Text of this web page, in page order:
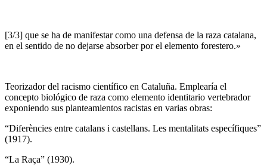
[3/3] que se ha de manifestar como una defensa de la raza catalana,
en el sentido de no dejarse absorber por el elemento forestero.»
Teorizador del racismo científico en Cataluña. Emplearía el
concepto biológico de raza como elemento identitario vertebrador
exponiendo sus planteamientos racistas en varias obras:
“Diferències entre catalans i castellans. Les mentalitats específiques”
(1917).
“La Raça” (1930).